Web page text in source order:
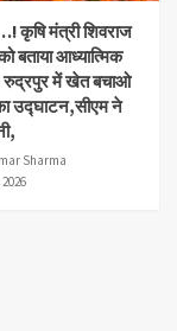
कृषि मंत्री शिवराज
बताया आध्यात्मिक
रुद्रपुर में खेत बचाओ
उद्घाटन,सीएम ने
Sharma